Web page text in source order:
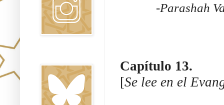
-Parashah
Capítulo 13.
[Se lee en el